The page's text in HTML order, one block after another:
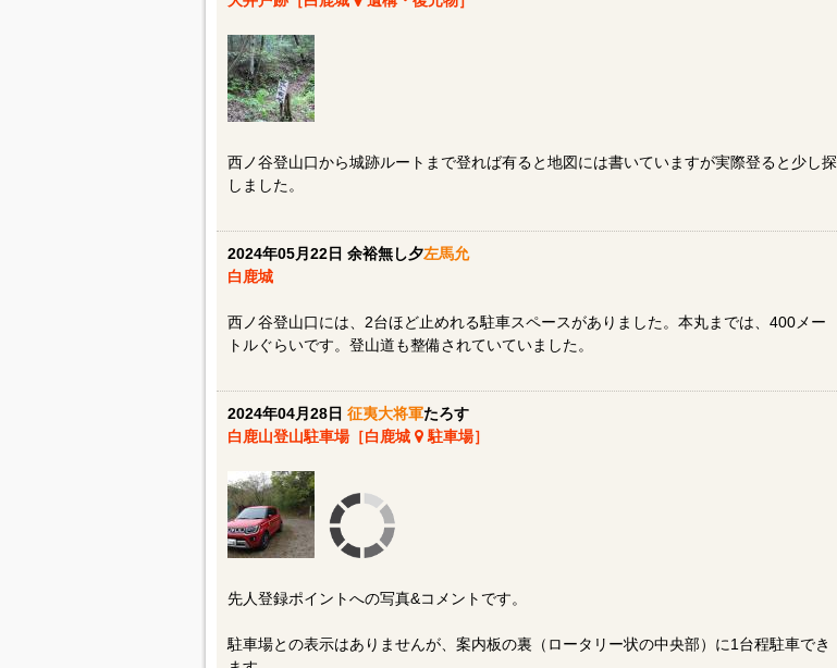
西ノ谷登山口から城跡ルートまで登れば有ると地図には書いていますが実際登ると少し探
しました。
2024年05月22日 余裕無し夕左馬允
白鹿城
西ノ谷登山口には、2台ほど止めれる駐車スペースがありました。本丸までは、400メー
トルぐらいです。登山道も整備されていていました。
2024年04月28日 征夷大将軍たろす
白鹿山登山駐車場［白鹿城
駐車場］
先人登録ポイントへの写真&コメントです。
駐車場との表示はありませんが、案内板の裏（ロータリー状の中央部）に1台程駐車でき